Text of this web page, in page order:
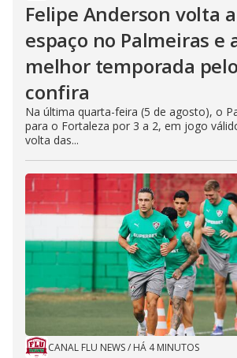
Felipe Anderson volta
espaço no Palmeiras e
melhor temporada
confira
Na última quarta-feira (5 de agosto), o
para o Fortaleza por 3 a 2, em jogo
volta das...
CANAL FLU NEWS/ HÁ 4 MINUTOS